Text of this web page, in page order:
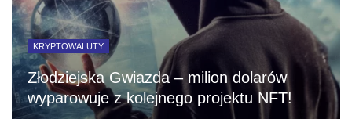
KRYPTOWALUTY
Złodziejska Gwiazda – milion dolarów
wyparowuje z kolejnego projektu NFT!